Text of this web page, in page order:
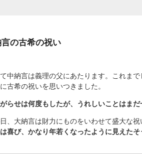
の古希の祝い
中納言は義理の父にあたります。これま
古希の祝いを思いつきました。
がらせは何度もしたが、うれしいことはま
、大納言は財力にものをいわせて盛大な祝
喜び、かなり年若くなったように見えたそ